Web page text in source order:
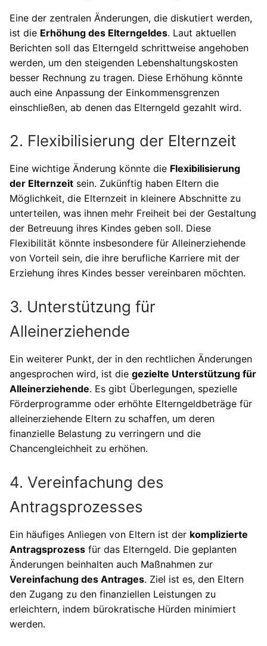
Eine der zentralen Änderungen, die diskutiert werden,
ist die Erhöhung des Elterngeldes. Laut aktuellen
Berichten soll das Elterngeld schrittweise angehoben
werden, um den steigenden Lebenshaltungskosten
besser Rechnung zu tragen. Diese Erhöhung könnte
auch eine Anpassung der Einkommensgrenzen
einschließen, ab denen das Elterngeld gezahlt wird.
2. Flexibilisierung der Elternzeit
Eine wichtige Änderung könnte die Flexibilisierung
der Elternzeit sein. Zukünftig haben Eltern die
Möglichkeit, die Elternzeit in kleinere Abschnitte zu
unterteilen, was ihnen mehr Freiheit bei der Gestaltung
der Betreuung ihres Kindes geben soll. Diese
Flexibilität könnte insbesondere für Alleinerziehende
von Vorteil sein, die ihre berufliche Karriere mit der
Erziehung ihres Kindes besser vereinbaren möchten.
3. Unterstützung für
Alleinerziehende
Ein weiterer Punkt, der in den rechtlichen Änderungen
angesprochen wird, ist die gezielte Unterstützung für
Alleinerziehende. Es gibt Überlegungen, spezielle
Förderprogramme oder erhöhte Elterngeldbeträge für
alleinerziehende Eltern zu schaffen, um deren
finanzielle Belastung zu verringern und die
Chancengleichheit zu erhöhen.
4. Vereinfachung des
Antragsprozesses
Ein häufiges Anliegen von Eltern ist der komplizierte
Antragsprozess für das Elterngeld. Die geplanten
Änderungen beinhalten auch Maßnahmen zur
Vereinfachung des Antrages. Ziel ist es, den Eltern
den Zugang zu den finanziellen Leistungen zu
erleichtern, indem bürokratische Hürden minimiert
werden.